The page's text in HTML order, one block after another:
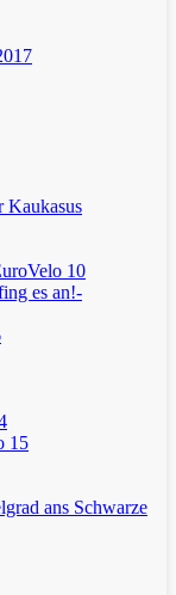
Kaukasus
10
es an!-
15
ans Schwarze